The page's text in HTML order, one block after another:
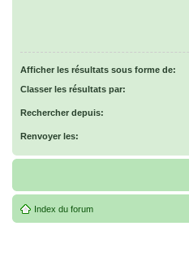
Afficher les résultats sous forme de:
Classer les résultats par:
Rechercher depuis:
Renvoyer les:
Index du forum